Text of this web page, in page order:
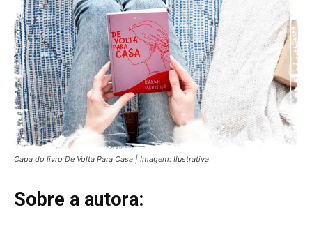
Capa do livro De Volta Para Casa | Imagem: Ilustrativa
Sobre a autora: